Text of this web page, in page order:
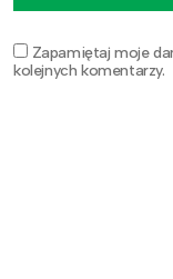
Zapamiętaj moje
kolejnych komentarzy.